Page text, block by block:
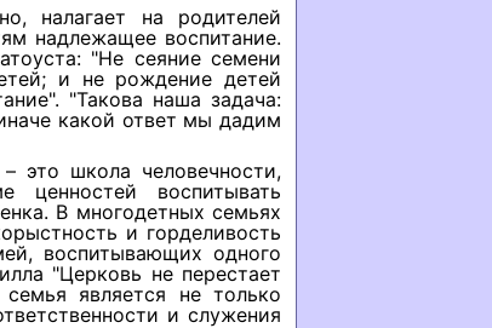
налагает на родителей
надлежащее воспитание.
"Не сеяние семени
и не рождение детей
"Такова наша задача:
какой ответ мы дадим
это школа человечности,
воспитывать
В многодетных семьях
и горделивость
воспитывающих одного
"Церковь не перестает
является не только
и служения